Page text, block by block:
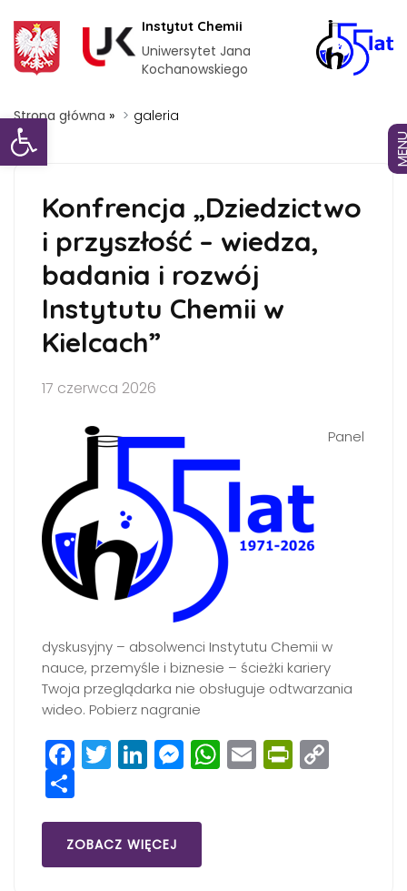
Otwórz pasek narzędzi
Instytut Chemii
Uniwersytet Jana
Kochanowskiego
Strona główna » galeria
Konfrencja „Dziedzictwo
i przyszłość – wiedza,
badania i rozwój
Instytutu Chemii w
Kielcach”
17 czerwca 2026
Panel
dyskusyjny – absolwenci Instytutu Chemii w
nauce, przemyśle i biznesie – ścieżki kariery
Twoja przeglądarka nie obsługuje odtwarzania
wideo. Pobierz nagranie
Facebook
Twitter
LinkedIn
Messenger
WhatsApp
Email
Share
ZOBACZ WIĘCEJ